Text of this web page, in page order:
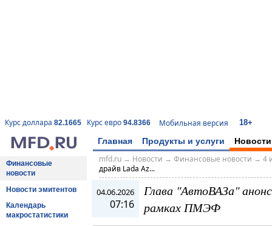
Курс доллара 82.1665 Курс евро 94.8366 Мобильная версия 18+
Главная Продукты и услуги Новости
Финансовые
новости
Новости эмитентов
Календарь
макростатистики
mfd.ru→ Новости → Финансовые новости → 4
драйв Lada Az...
04.06.2026
07:16
Глава "АвтоВАЗа"
рамках ПМЭФ